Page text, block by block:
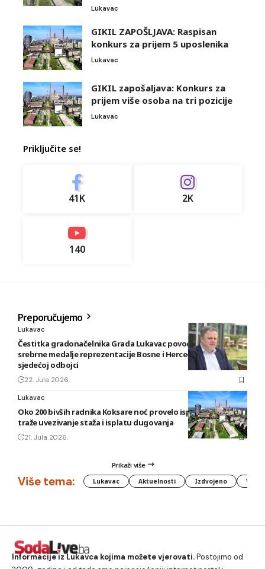
Lukavac
GIKIL ZAPOŠLJAVA: Raspisan
konkurs za prijem 5 uposlenika
Lukavac
GIKIL zapošaljava: Konkurs za
prijem više osoba na tri pozicije
Lukavac
Priključite se!
41K 2K
140
Preporučujemo
Lukavac
Čestitka gradonačelnika Grada Lukavac povodom osvajanja
srebrne medalje reprezentacije Bosne i Hercegovine u
sjedećoj odbojci
22. Jula 2026.
Lukavac
Oko 200 bivših radnika Koksare noć provelo ispred fabrike,
traže uvezivanje staža i isplatu dugovanja
21. Jula 2026.
Prikaži više
Više tema: Lukavac Aktuelnosti Izdvojeno
Informacije iz Lukavca kojima možete vjerovati.Postojimo od